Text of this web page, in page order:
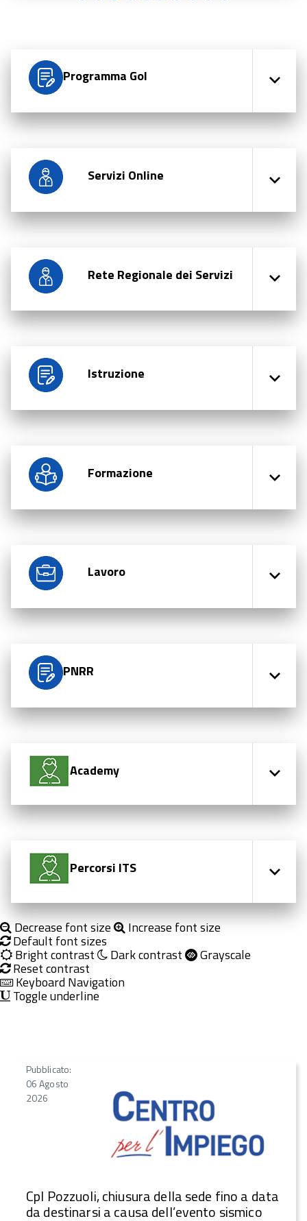
Programma Gol
Servizi Online
Rete Regionale dei Servizi
Istruzione
Formazione
Lavoro
PNRR
Academy
Percorsi ITS
Decrease font size Increase font size
Default font sizes
Bright contrast Dark contrast Grayscale
Reset contrast
Keyboard Navigation
Toggle underline
Pubblicato:
06 Agosto
2026
CpI Pozzuoli, chiusura della sede fino a data
da destinarsi a causa dell’evento sismico